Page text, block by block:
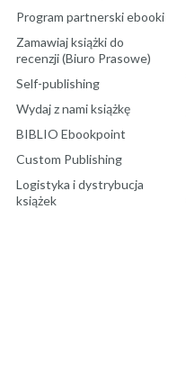
Program partnerski ebooki
Zamawiaj książki do
recenzji (Biuro Prasowe)
Self-publishing
Wydaj z nami książkę
BIBLIO Ebookpoint
Custom Publishing
Logistyka i dystrybucja
książek